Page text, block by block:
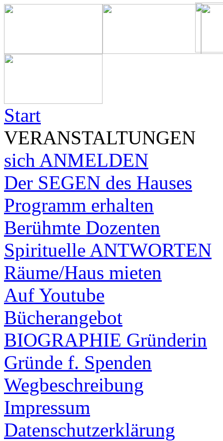
Start
VERANSTALTUNGEN
sich ANMELDEN
Der SEGEN des Hauses
Programm erhalten
Berühmte Dozenten
Spirituelle ANTWORTEN
Räume/Haus mieten
Auf Youtube
Bücherangebot
BIOGRAPHIE Gründerin
Gründe f. Spenden
Wegbeschreibung
Impressum
Datenschutzerklärung